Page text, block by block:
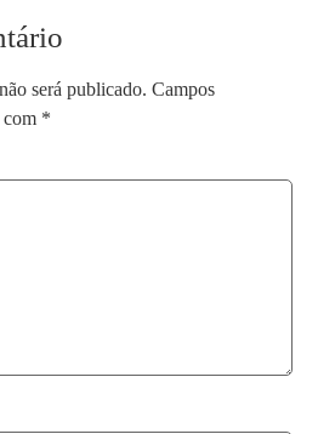
será publicado. Campos
com *